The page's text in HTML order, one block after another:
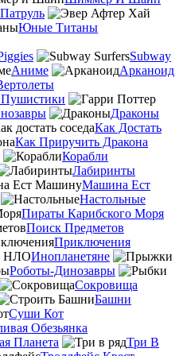
Юные Титаны
Subway
Аниме
Арканоид
Драконы
Как Достать
Как Приручить Дракона
Корабли
Лабиринты
Машина Ест
Настольные
Пираты Карибского Моря
Поиск Предметов
Приключения
Инопланетяне
Роботы-Динозавры
Сокровища
Башни
Суши Кот
Обезьянка
Планета
Три В